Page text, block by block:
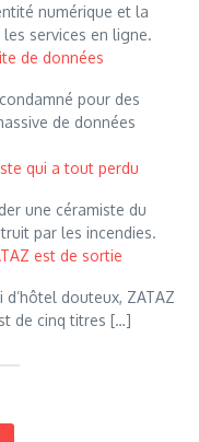
numérique et la
services en ligne.
de données
pour des
de données
qui a tout perdu
une céramiste du
par les incendies.
est de sortie
douteux, ZATAZ
de cinq titres […]